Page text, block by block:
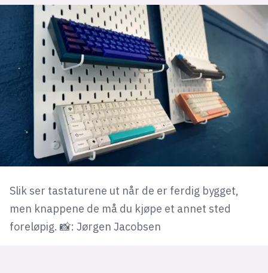
Slik ser tastaturene ut når de er ferdig bygget,
men knappene de må du kjøpe et annet sted
foreløpig. 📸: Jørgen Jacobsen